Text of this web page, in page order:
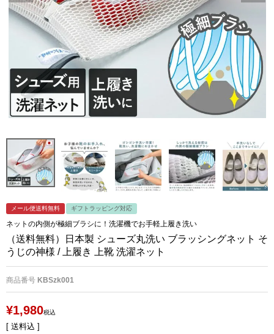
メール便送料無料 ギフトラッピング対応
ネットの内側が極細ブラシに！洗濯機でお手軽上履き洗い
（送料無料）日本製 シューズ丸洗い ブラッシングネット そ
うじの神様 / 上履き 上靴 洗濯ネット
商品番号 KBSzk001
¥1,980税込
送料込